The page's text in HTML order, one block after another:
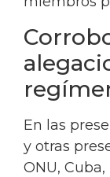
En las
y otras
ONU,